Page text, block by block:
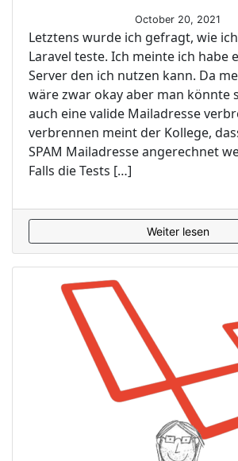
October 20, 2021
Letztens wurde ich gefragt, wie
Laravel teste. Ich meinte ich habe
Server den ich nutzen kann. Da
wäre zwar okay aber man könnte
auch eine valide Mailadresse
verbrennen meint der Kollege,
SPAM Mailadresse angerechnet
Falls die Tests […]
Weiter lesen